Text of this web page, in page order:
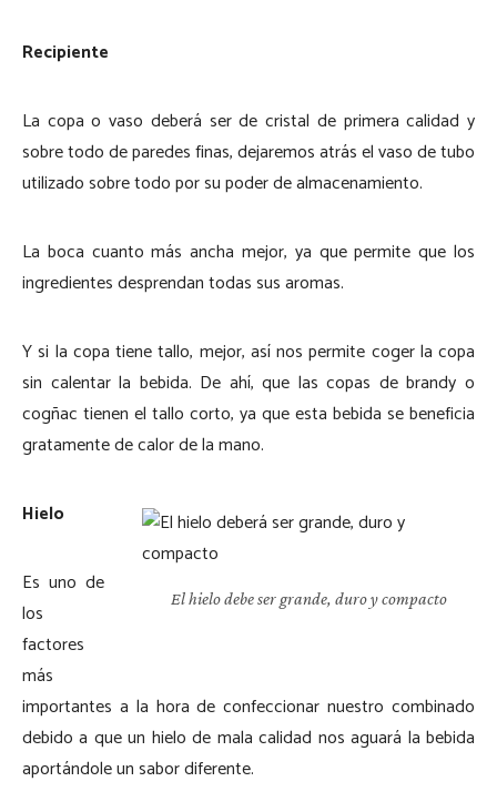
Recipiente
La copa o vaso deberá ser de cristal de primera calidad y
sobre todo de paredes finas, dejaremos atrás el vaso de tubo
utilizado sobre todo por su poder de almacenamiento.
La boca cuanto más ancha mejor, ya que permite que los
ingredientes desprendan todas sus aromas.
Y si la copa tiene tallo, mejor, así nos permite coger la copa
sin calentar la bebida. De ahí, que las copas de brandy o
cogñac tienen el tallo corto, ya que esta bebida se beneficia
gratamente de calor de la mano.
El hielo debe ser grande, duro y compacto
Hielo
Es uno de
los
factores
más
importantes a la hora de confeccionar nuestro combinado
debido a que un hielo de mala calidad nos aguará la bebida
aportándole un sabor diferente.